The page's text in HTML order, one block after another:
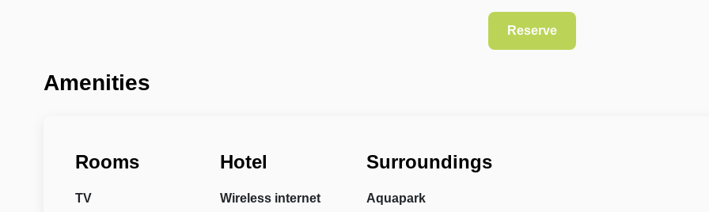
Amenities
Rooms
TV
Hotel
Wireless internet
Surroundings
Aquapark